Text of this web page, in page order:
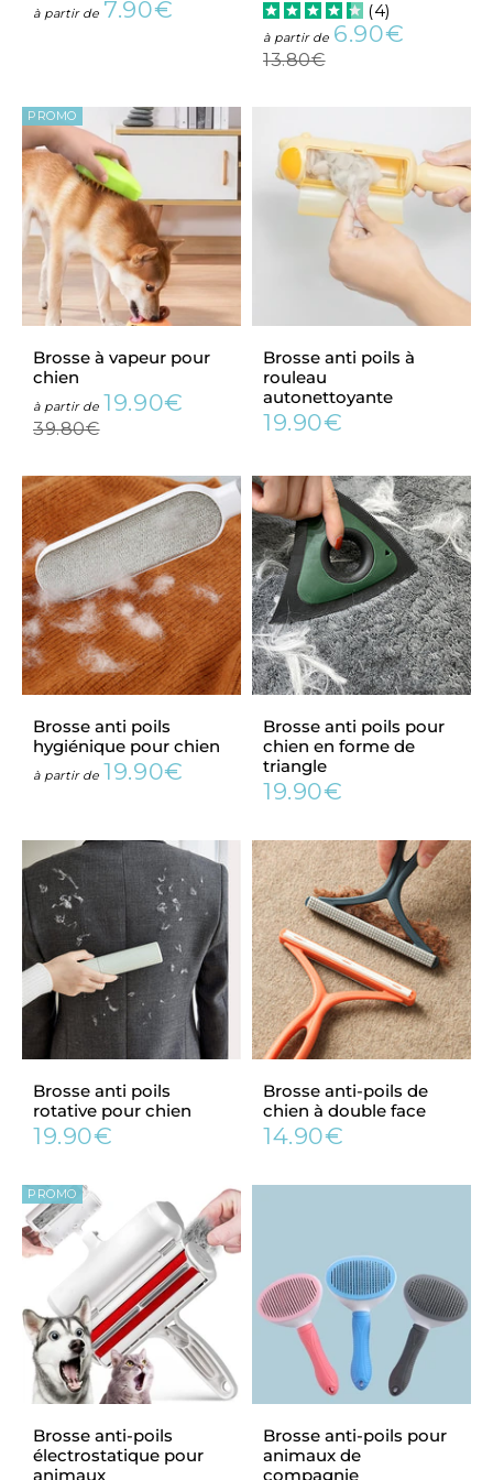
à partir de Prix
7.90€ (4)
à partir de Prix
6.90€
13.80€13.80€
PROMO
Brosse à vapeur pour
chien
à partir de Prix
19.90€
39.80€39.80€
Brosse anti poils à
rouleau
autonettoyante
Prix
19.90€
Brosse anti poils
hygiénique pour chien
à partir de Prix
19.90€
Brosse anti poils pour
chien en forme de
triangle
Prix
19.90€
Brosse anti poils
rotative pour chien
Prix
19.90€
Brosse anti-poils de
chien à double face
Prix
14.90€
PROMO
Brosse anti-poils
électrostatique pour
animaux
Brosse anti-poils pour
animaux de
compagnie